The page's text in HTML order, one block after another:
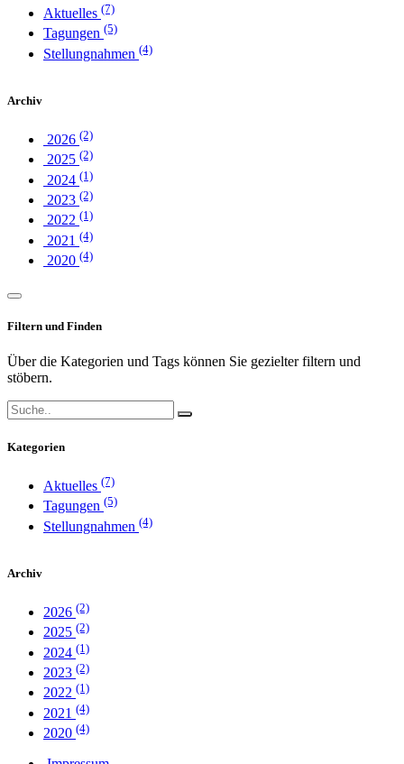
Aktuelles (7)
Tagungen (5)
Stellungnahmen (4)
Archiv
2026 (2)
2025 (2)
2024 (1)
2023 (2)
2022 (1)
2021 (4)
2020 (4)
Filtern und Finden
Über die Kategorien und Tags können Sie gezielter filtern und
stöbern.
Kategorien
Aktuelles (7)
Tagungen (5)
Stellungnahmen (4)
Archiv
2026 (2)
2025 (2)
2024 (1)
2023 (2)
2022 (1)
2021 (4)
2020 (4)